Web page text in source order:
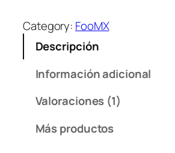
Category: FooMX
Descripción
Información adicional
Valoraciones (1)
Más productos